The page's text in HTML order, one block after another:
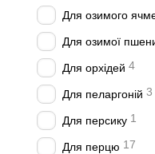
Для озимого
Для озимої
Для орхідей 4
Для пеларгоній 3
Для персику 1
Для перцю 17